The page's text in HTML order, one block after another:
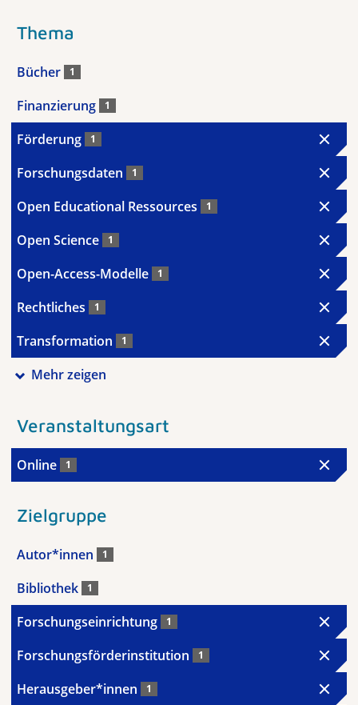
Thema
Bücher 1
Finanzierung 1
Förderung 1
Forschungsdaten 1
Open Educational Ressources 1
Open Science 1
Open-Access-Modelle 1
Rechtliches 1
Transformation 1
Mehr zeigen
Veranstaltungsart
Online 1
Zielgruppe
Autor*innen 1
Bibliothek 1
Forschungseinrichtung 1
Forschungsförderinstitution 1
Herausgeber*innen 1